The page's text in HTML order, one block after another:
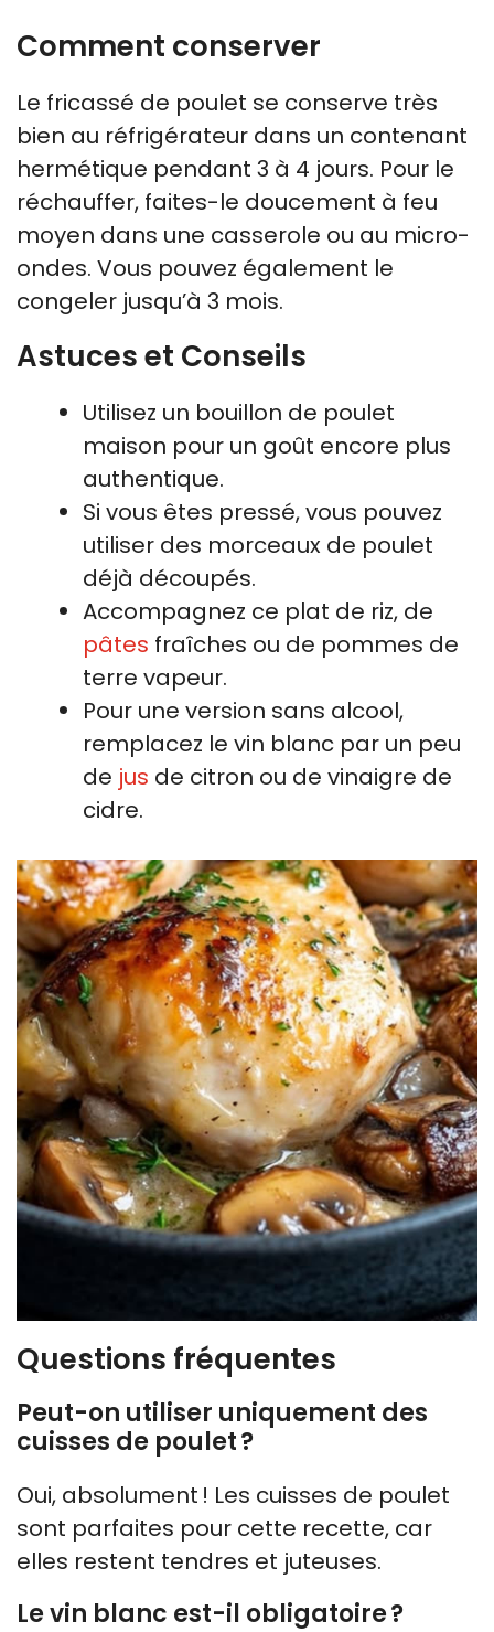
Comment conserver
Le fricassé de poulet se conserve très
bien au réfrigérateur dans un contenant
hermétique pendant 3 à 4 jours. Pour le
réchauffer, faites-le doucement à feu
moyen dans une casserole ou au micro-
ondes. Vous pouvez également le
congeler jusqu’à 3 mois.
Astuces et Conseils
Utilisez un bouillon de poulet
maison pour un goût encore plus
authentique.
Si vous êtes pressé, vous pouvez
utiliser des morceaux de poulet
déjà découpés.
Accompagnez ce plat de riz, de
pâtes fraîches ou de pommes de
terre vapeur.
Pour une version sans alcool,
remplacez le vin blanc par un peu
de jus de citron ou de vinaigre de
cidre.
Questions fréquentes
Peut-on utiliser uniquement des
cuisses de poulet ?
Oui, absolument ! Les cuisses de poulet
sont parfaites pour cette recette, car
elles restent tendres et juteuses.
Le vin blanc est-il obligatoire ?